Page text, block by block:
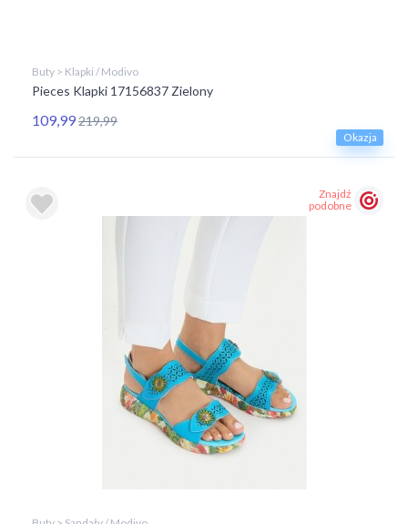
Okazja
Buty > Klapki / Modivo
Pieces Klapki 17156837 Zielony
109,99219,99
Znajdź
podobne